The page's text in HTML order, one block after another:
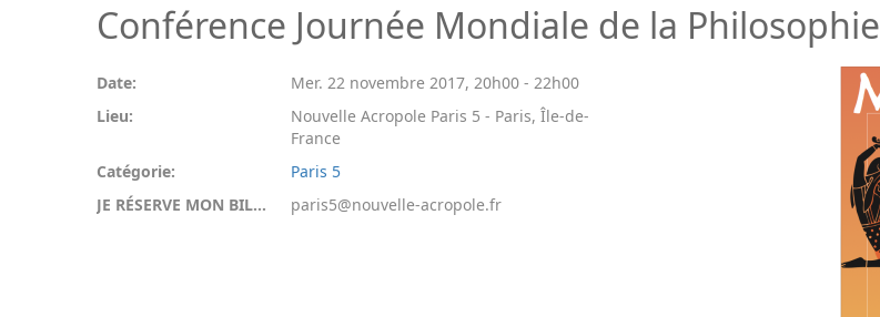
Conférence Journée Mondiale de la Philosophie
Date: Mer. 22 novembre 2017, 20h00 - 22h00
Lieu:
Nouvelle Acropole Paris 5 - Paris, Île-de-
France
Catégorie:
Paris 5
JE RÉSERVE MON BILLET:
paris5@nouvelle-acropole.fr